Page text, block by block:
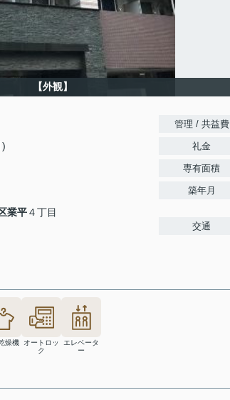
【外観】
)
業平４丁目
管理 / 共益費
礼金
専有面積
築年月
交通
燥機
オートロッ
ク
エレベータ
ー